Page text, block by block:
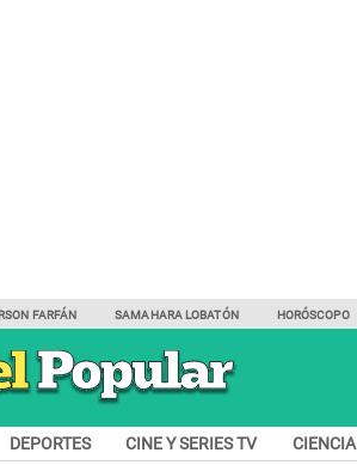
FARFÁN SAMAHARA LOBATÓN HORÓSCOPO
DEPORTES CINE Y SERIES TV CIENCIA